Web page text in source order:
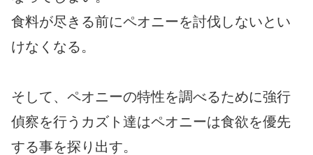
食料が尽きる前にペオニーを討伐しないとい
けなくなる。
そして、ペオニーの特性を調べるために強行
偵察を行うカズト達はペオニーは食欲を優先
する事を探り出す。